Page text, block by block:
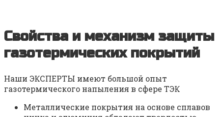
Свойства и механизм защиты
газотермических покрытий
Наши ЭКСПЕРТЫ имеют большой опыт
газотермического напыления в сфере ТЭК
Металлические покрытия на основе сплавов